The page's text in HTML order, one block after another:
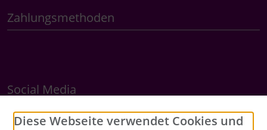
Zahlungsmethoden
Social Media
Diese Webseite verwendet Cookies und